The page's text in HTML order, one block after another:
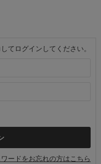
てログインしてください。
ードをお忘れの方はこちら